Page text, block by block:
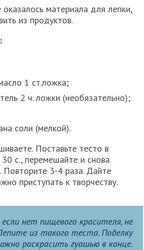
материала для лепки,
из продуктов.
1 ст.ложка;
2 ч. ложки (необязательно);
соли (мелкой).
Поставьте тесто в
с., перемешайте и снова
Повторите 3-4 раза. Дайте
приступать к творчеству.
нет пищевого красителя, не
из такого теста. Поделку
раскрасить гуашью в конце.